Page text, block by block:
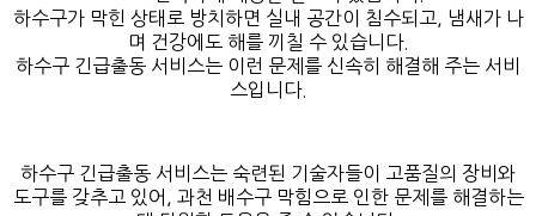
하수구가 막힌 상태로 방치하면 실내 공간이 침수되고, 냄새가 나
며 건강에도 해를 끼칠 수 있습니다.
하수구 긴급출동 서비스는 이런 문제를 신속히 해결해 주는 서비
스입니다.
하수구 긴급출동 서비스는 숙련된 기술자들이 고품질의 장비와
도구를 갖추고 있어, 과천 배수구 막힘으로 인한 문제를 해결하는